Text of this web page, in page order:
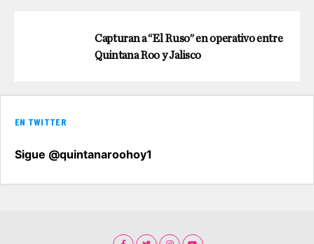
Capturan a “El Ruso” en operativo entre
Quintana Roo y Jalisco
EN TWITTER
Sigue @quintanaroohoy1